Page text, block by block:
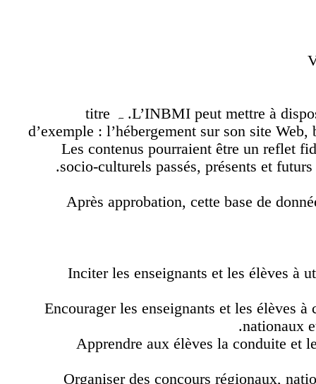
L’INBMI peut mettre à disposition des outils informatiques appropriés. ہ titre
d’exemple : l’hébergement sur son site
Les contenus pourraient être un
socio-culturels passés, présents et
Après approbation, cette base de
Inciter les enseignants et les élèves
Encourager les enseignants et les
Apprendre aux élèves la conduite
Organiser des concours régionaux,